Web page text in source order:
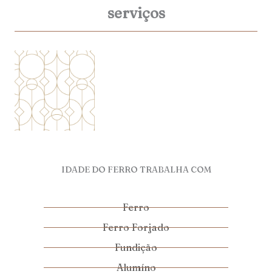
serviços
IDADE DO FERRO TRABALHA COM
Ferro
Ferro Forjado
Fundição
Alumíno